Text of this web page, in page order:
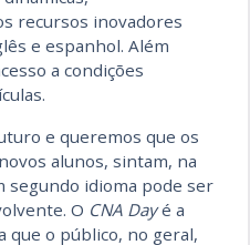
recursos inovadores
e espanhol. Além
a condições
e queremos que os
alunos, sintam, na
segundo idioma pode ser
O CNA Dayé a
o público, no geral,